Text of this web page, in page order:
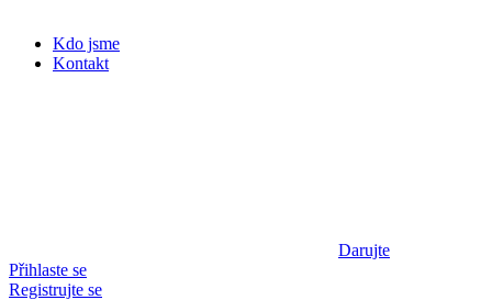
Kdo jsme
Kontakt
Darujte
Přihlaste se
Registrujte se